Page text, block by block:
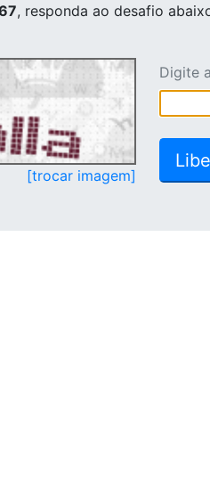
, responda ao desafio
[trocar imagem]
Digite